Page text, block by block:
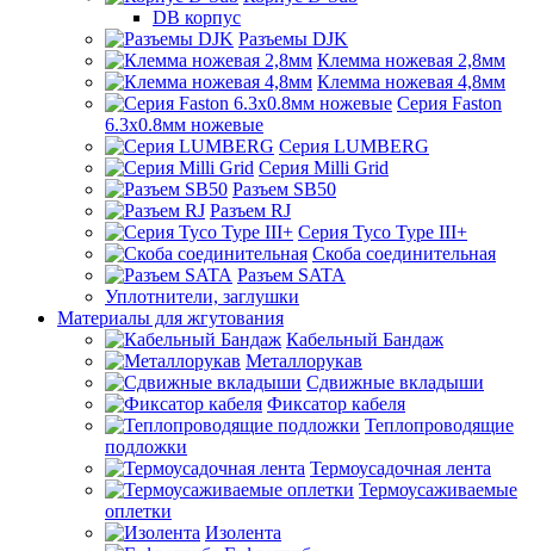
DB корпус
Разъемы DJK
Клемма ножевая 2,8мм
Клемма ножевая 4,8мм
Серия Faston
6.3х0.8мм ножевые
Серия LUMBERG
Серия Milli Grid
Разъем SB50
Разъем RJ
Серия Tyco Type III+
Скоба соединительная
Разъем SATA
Уплотнители, заглушки
Материалы для жгутования
Кабельный Бандаж
Металлорукав
Сдвижные вкладыши
Фиксатор кабеля
Теплопроводящие
подложки
Термоусадочная лента
Термоусаживаемые
оплетки
Изолента